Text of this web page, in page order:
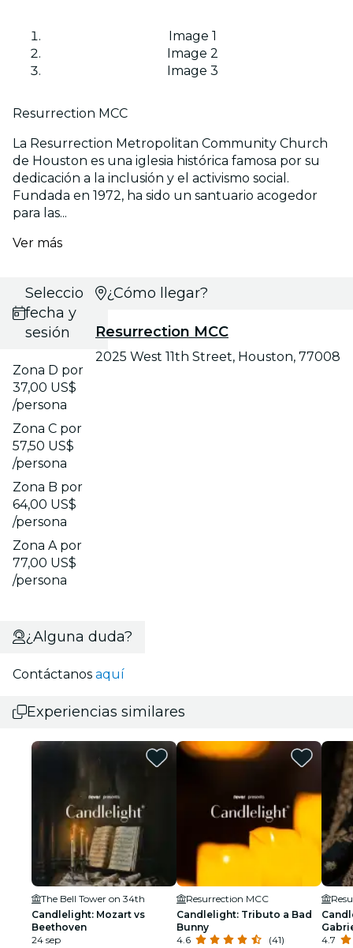
Image 1
Image 2
Image 3
Resurrection MCC
La Resurrection Metropolitan Community Church
de Houston es una iglesia histórica famosa por su
dedicación a la inclusión y el activismo social.
Fundada en 1972, ha sido un santuario acogedor
para las...
Ver más
Selecciona
fecha y
sesión
Zona D por
37,00 US$
/persona
Zona C por
57,50 US$
/persona
Zona B por
64,00 US$
/persona
Zona A por
77,00 US$
/persona
¿Cómo llegar?
Resurrection MCC
2025 West 11th Street, Houston, 77008
¿Alguna duda?
Contáctanos aquí
Experiencias similares
The Bell Tower on 34th
Candlelight: Mozart vs
Beethoven
24 sep
Resurrection MCC
Candlelight: Tributo a Bad
Bunny
4.6
(41)
4.7